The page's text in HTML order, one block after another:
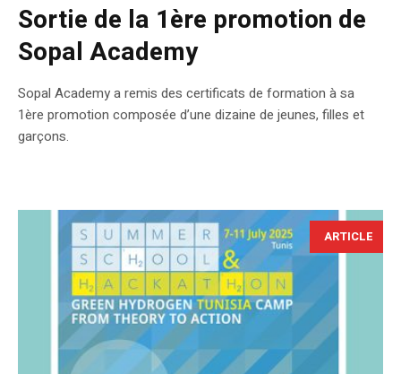
Sortie de la 1ère promotion de
Sopal Academy
Sopal Academy a remis des certificats de formation à sa
1ère promotion composée d’une dizaine de jeunes, filles et
garçons.
ARTICLE